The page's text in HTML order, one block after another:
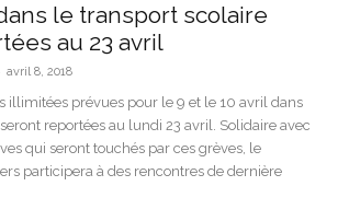
le transport scolaire
au 23 avril
avril 8, 2018
illimitées prévues pour le 9 et le 10 avril dans
reportées au lundi 23 avril. Solidaire avec
qui seront touchés par ces grèves, le
participera à des rencontres de dernière